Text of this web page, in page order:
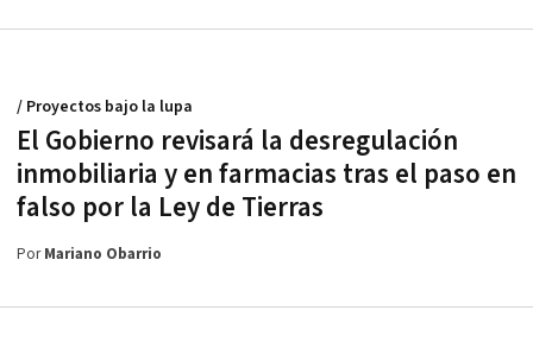
El Gobierno revisará la desregulación
inmobiliaria y en farmacias tras el paso en
falso por la Ley de Tierras
/ Proyectos bajo la lupa
PorMariano Obarrio